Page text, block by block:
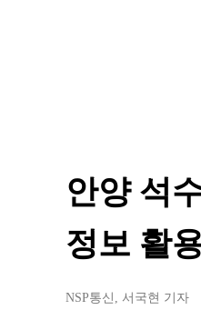
안양 석
정보 활
NSP통신 , 서국현 기자